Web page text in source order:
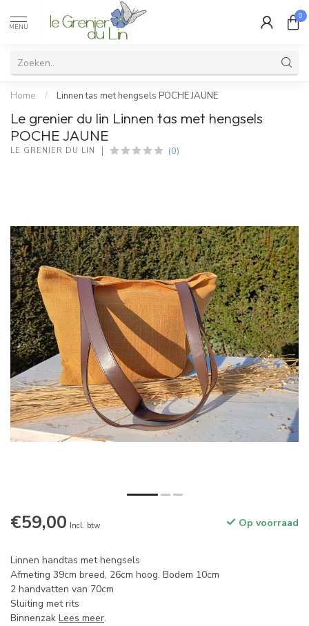
MENU
0
Home / Linnen tas met hengsels POCHE JAUNE
Le grenier du lin Linnen tas met hengsels
POCHE JAUNE
LE GRENIER DU LIN (0)
€59,00 Incl. btw Op voorraad
Linnen handtas met hengsels
Afmeting 39cm breed, 26cm hoog. Bodem 10cm
2 handvatten van 70cm
Sluiting met rits
Binnenzak Lees meer.